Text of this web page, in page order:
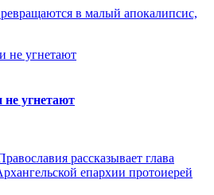
в малый апокалипсис,
угнетают
рассказывает глава
епархии протоиерей